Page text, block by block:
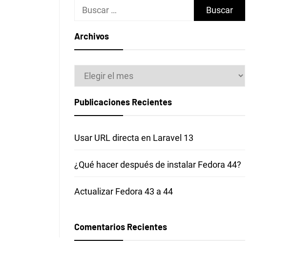
Buscar:
Archivos
Archivos
Publicaciones Recientes
Usar URL directa en Laravel 13
¿Qué hacer después de instalar Fedora 44?
Actualizar Fedora 43 a 44
Comentarios Recientes